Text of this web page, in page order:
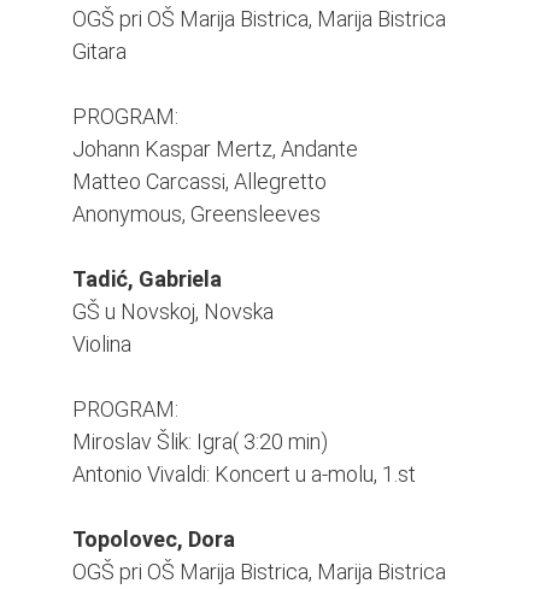
OGŠ pri OŠ Marija Bistrica, Marija Bistrica
Gitara
PROGRAM:
Johann Kaspar Mertz, Andante
Matteo Carcassi, Allegretto
Anonymous, Greensleeves
Tadić, Gabriela
GŠ u Novskoj, Novska
Violina
PROGRAM:
Miroslav Šlik: Igra( 3:20 min)
Antonio Vivaldi: Koncert u a-molu, 1.st
Topolovec, Dora
OGŠ pri OŠ Marija Bistrica, Marija Bistrica